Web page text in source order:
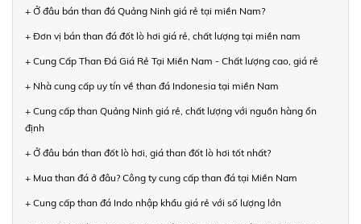
+ Ở đâu bán than đá Quảng Ninh giá rẻ tại miền Nam?
+ Đơn vị bán than đá đốt lò hơi giá rẻ, chất lượng tại miền nam
+ Cung Cấp Than Đá Giá Rẻ Tại Miền Nam - Chất lượng cao, giá rẻ
+ Nhà cung cấp uy tín về than đá Indonesia tại miền Nam
+ Cung cấp than Quảng Ninh giá rẻ, chất lượng với nguồn hàng ổn
định
+ Ở đâu bán than đốt lò hơi, giá than đốt lò hơi tốt nhất?
+ Mua than đá ở đâu? Công ty cung cấp than đá tại Miền Nam
+ Cung cấp than đá Indo nhập khẩu giá rẻ với số lượng lớn